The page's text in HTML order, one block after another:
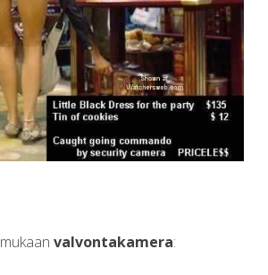
mukaan valvontakamera: